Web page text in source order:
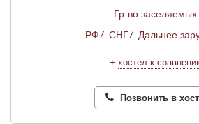
Гр-во заселяемых:
РФ/ СНГ/ Дальнее
+ хостел к
Позвонить в